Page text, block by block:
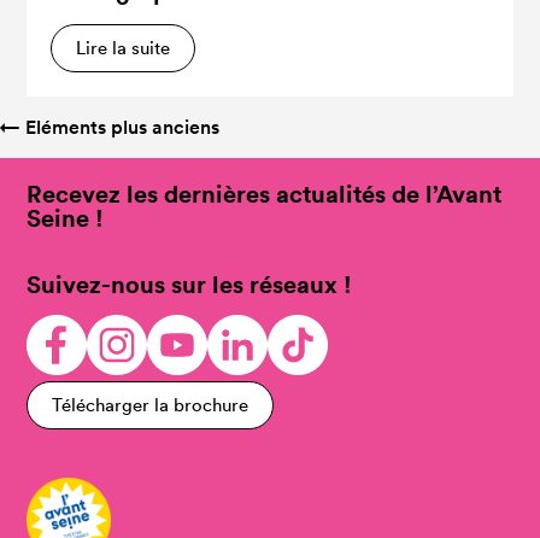
Lire la suite
← Eléments plus anciens
Recevez les dernières actualités de l’Avant
Seine !
Suivez-nous sur les réseaux !
Télécharger la brochure